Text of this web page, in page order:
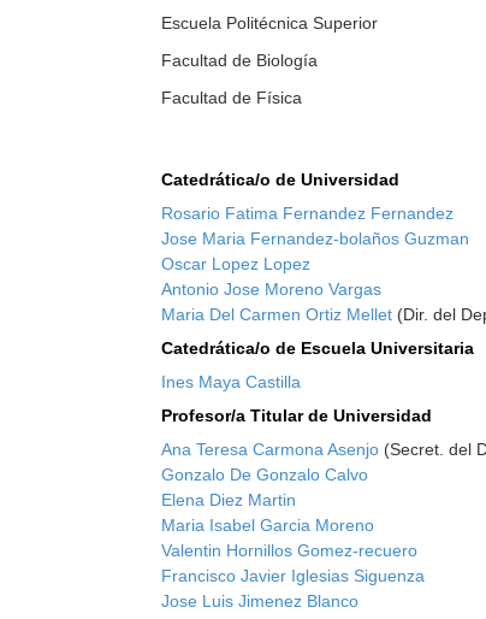
Escuela Politécnica Superior
Facultad de Biología
Facultad de Física
Catedrática/o de Universidad
Rosario Fatima Fernandez Fernandez
Jose Maria Fernandez-bolaños Guzman
Oscar Lopez Lopez
Antonio Jose Moreno Vargas
Maria Del Carmen Ortiz Mellet (Dir. del
Catedrática/o de Escuela Universitaria
Ines Maya Castilla
Profesor/a Titular de Universidad
Ana Teresa Carmona Asenjo (Secret. del
Gonzalo De Gonzalo Calvo
Elena Diez Martin
Maria Isabel Garcia Moreno
Valentin Hornillos Gomez-recuero
Francisco Javier Iglesias Siguenza
Jose Luis Jimenez Blanco